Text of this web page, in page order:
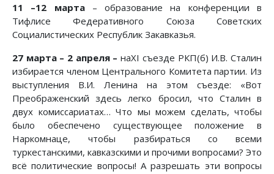
11 –12 марта– образование на конференции в
Тифлисе Федеративного Союза Советских
Социалистических Республик Закавказья.
27 марта – 2 апреля – наXI съезде РКП(б) И.В. Сталин
избирается членом Центрального Комитета партии. Из
выступления В.И. Ленина на этом съезде: «Вот
Преображенский здесь легко бросил, что Сталин в
двух комиссариатах… Что мы можем сделать, чтобы
было обеспечено существующее положение в
Наркомнаце, чтобы разбираться со всеми
туркестанскими, кавказскими и прочими вопросами? Это
всё политические вопросы! А разрешать эти вопросы